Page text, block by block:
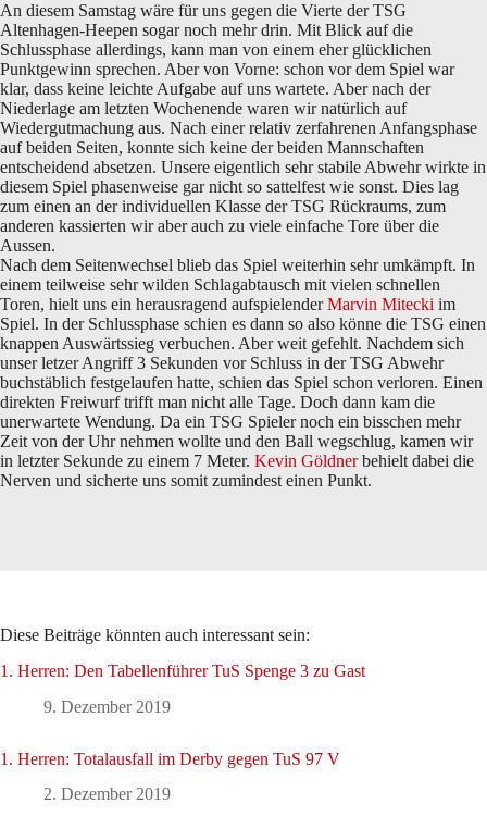
An diesem Samstag wäre für uns gegen die Vierte der TSG
Altenhagen-Heepen sogar noch mehr drin. Mit Blick auf die
Schlussphase allerdings, kann man von einem eher glücklichen
Punktgewinn sprechen. Aber von Vorne: schon vor dem Spiel war
klar, dass keine leichte Aufgabe auf uns wartete. Aber nach der
Niederlage am letzten Wochenende waren wir natürlich auf
Wiedergutmachung aus. Nach einer relativ zerfahrenen Anfangsphase
auf beiden Seiten, konnte sich keine der beiden Mannschaften
entscheidend absetzen. Unsere eigentlich sehr stabile Abwehr wirkte in
diesem Spiel phasenweise gar nicht so sattelfest wie sonst. Dies lag
zum einen an der individuellen Klasse der TSG Rückraums, zum
anderen kassierten wir aber auch zu viele einfache Tore über die
Aussen.
Nach dem Seitenwechsel blieb das Spiel weiterhin sehr umkämpft. In
einem teilweise sehr wilden Schlagabtausch mit vielen schnellen
Toren, hielt uns ein herausragend aufspielenderMarvin Mitecki im
Spiel. In der Schlussphase schien es dann so also könne die TSG einen
knappen Auswärtssieg verbuchen. Aber weit gefehlt. Nachdem sich
unser letzer Angriff 3 Sekunden vor Schluss in der TSG Abwehr
buchstäblich festgelaufen hatte, schien das Spiel schon verloren. Einen
direkten Freiwurf trifft man nicht alle Tage. Doch dann kam die
unerwartete Wendung. Da ein TSG Spieler noch ein bisschen mehr
Zeit von der Uhr nehmen wollte und den Ball wegschlug, kamen wir
in letzter Sekunde zu einem 7 Meter. Kevin Göldnerbehielt dabei die
Nerven und sicherte uns somit zumindest einen Punkt.
Diese Beiträge könnten auch interessant sein:
1. Herren: Den Tabellenführer TuS Spenge 3 zu Gast
9. Dezember 2019
1. Herren: Totalausfall im Derby gegen TuS 97 V
2. Dezember 2019